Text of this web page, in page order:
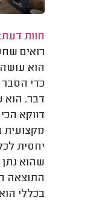
חוות דעת:
רואים
הוא
כדי הסבר
דבר. הוא
דווקא
מקצועית
יחסית
שהוא
התוצאה
בכללי